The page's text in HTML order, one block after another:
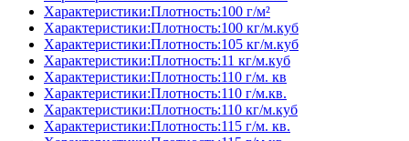
Характеристики:Плотность:100 г/м²
Характеристики:Плотность:100 кг/м.куб
Характеристики:Плотность:105 кг/м.куб
Характеристики:Плотность:11 кг/м.куб
Характеристики:Плотность:110 г/м. кв
Характеристики:Плотность:110 г/м.кв.
Характеристики:Плотность:110 кг/м.куб
Характеристики:Плотность:115 г/м. кв.